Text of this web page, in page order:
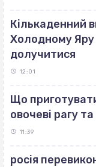
Кількаденний
Холодному Яру
долучитися
12:01
Що
овочеві рагу
11:39
росія